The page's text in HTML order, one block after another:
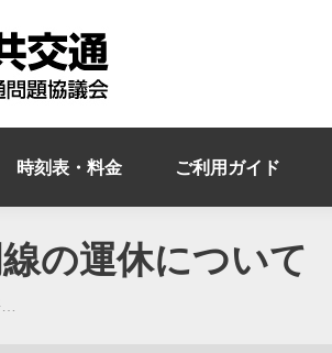
時刻表・料金 ご利用ガイド
の運休について